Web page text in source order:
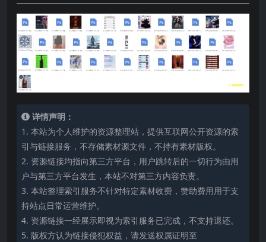
详情声明：
1. 本站为个人维护的资源整理站，提供互联网公开资源的索
引与链接服务，不存储素材源文件，不持有素材版权。
2. 资源链接均指向第三方平台，用户跳转后的一切行为由用
户与第三方平台发生，本站不对第三方内容负责。
3. 本站整理索引服务不针对特定素材收费，赞助费用用于支
持站点日常运营维护。
4. 资源链接一经展示即视为索引服务已完成，不支持退还。
5. 版权方认为链接侵犯权益，请发送权属证明至